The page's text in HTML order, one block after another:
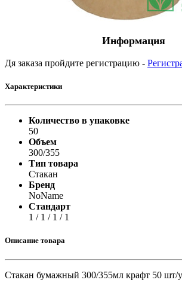
Информация
Дя заказа пройдите регистрацию -
Характеристики
Количество в упаковке
50
Объем
300/355
Тип товара
Стакан
Бренд
NoName
Стандарт
1 / 1 / 1 / 1
Описание товара
Стакан бумажный 300/355мл крафт 50 шт/